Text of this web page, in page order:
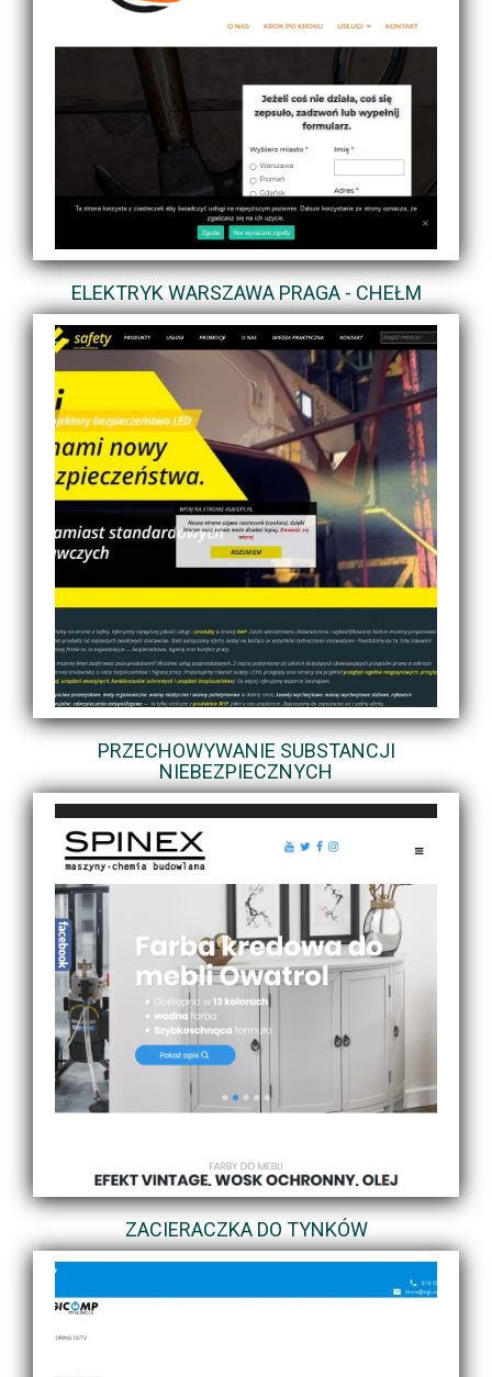
ELEKTRYK WARSZAWA PRAGA - CHEŁM
PRZECHOWYWANIE SUBSTANCJI
NIEBEZPIECZNYCH
ZACIERACZKA DO TYNKÓW